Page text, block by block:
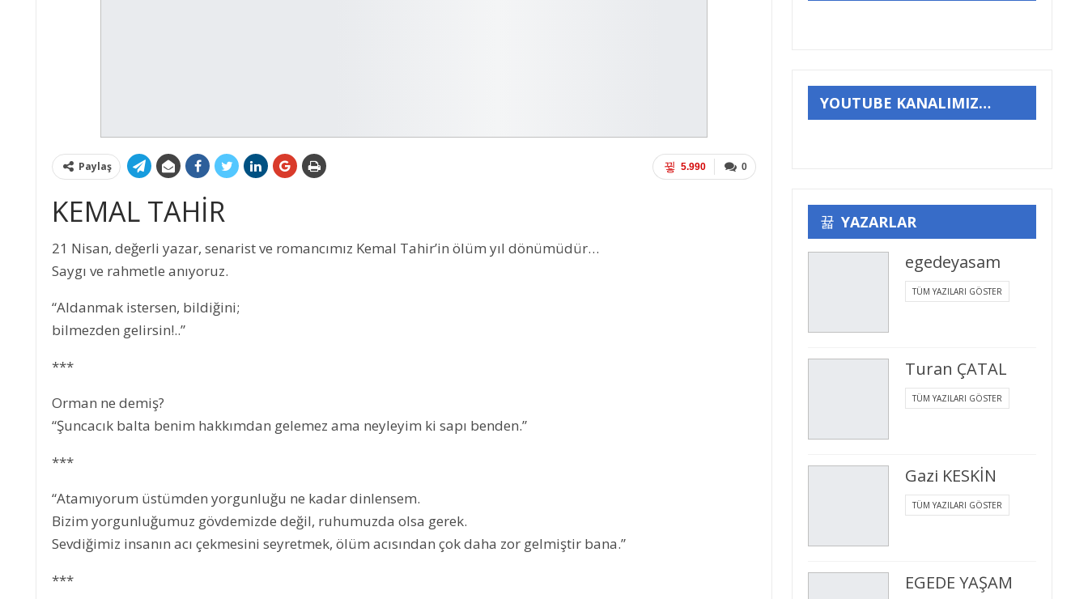
0
5.990
Paylaş
KEMAL TAHİR
21 Nisan, değerli yazar, senarist ve romancımız Kemal Tahir’in ölüm yıl dönümüdür…
Saygı ve rahmetle anıyoruz.
“Aldanmak istersen, bildiğini;
bilmezden gelirsin!..”
***
Orman ne demiş?
“Şuncacık balta benim hakkımdan gelemez ama neyleyim ki sapı benden.”
***
“Atamıyorum üstümden yorgunluğu ne kadar dinlensem.
Bizim yorgunluğumuz gövdemizde değil, ruhumuzda olsa gerek.
Sevdiğimiz insanın acı çekmesini seyretmek, ölüm acısından çok daha zor gelmiştir bana.”
***
YOUTUBE KANALIMIZ…
YAZARLAR
egedeyasam
TÜM YAZILARI GÖSTER
Turan ÇATAL
TÜM YAZILARI GÖSTER
Gazi KESKİN
TÜM YAZILARI GÖSTER
EGEDE YAŞAM